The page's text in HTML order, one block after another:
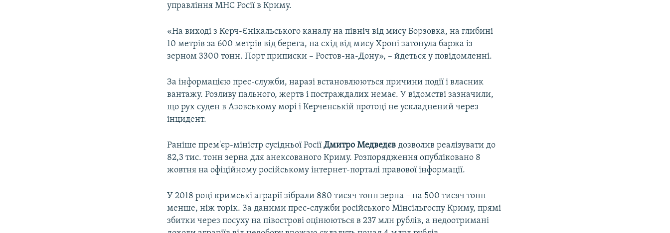
управління МНС Росії в Криму.
«На виході з Керч-Єнікальського каналу на північ від мису Борзовка, на глибині
10 метрів за 600 метрів від берега, на схід від мису Хроні затонула баржа із
зерном 3300 тонн. Порт приписки – Ростов-на-Дону», – йдеться у повідомленні.
За інформацією прес-служби, наразі встановлюються причини події і власник
вантажу. Розливу пального, жертв і постраждалих немає. У відомстві зазначили,
що рух суден в Азовському морі і Керченській протоці не ускладнений через
інцидент.
Раніше прем'єр-міністр сусідньої РосіїДмитро Медведєв дозволив реалізувати до
82,3 тис. тонн зерна для анексованого Криму. Розпорядження опубліковано 8
жовтня на офіційному російському інтернет-порталі правової інформації.
У 2018 році кримські аграрії зібрали 880 тисяч тонн зерна – на 500 тисяч тонн
менше, ніж торік. За даними прес-служби російського Мінсільгоспу Криму, прямі
збитки через посуху на півострові оцінюються в 237 млн рублів, а недоотримані